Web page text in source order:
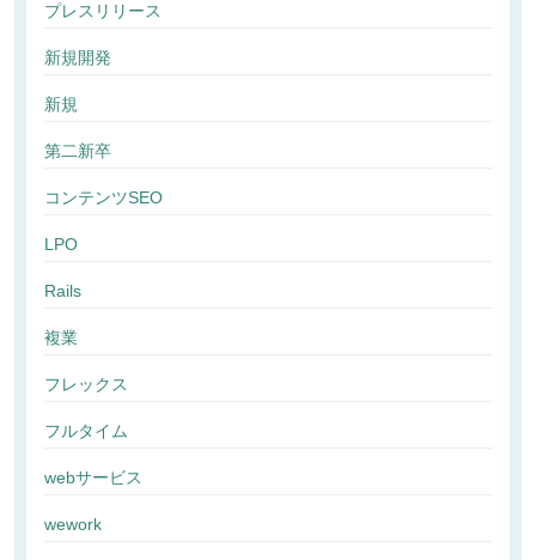
プレスリリース
新規開発
新規
第二新卒
コンテンツSEO
LPO
Rails
複業
フレックス
フルタイム
webサービス
wework